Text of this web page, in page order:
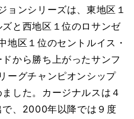
ンシリーズは、東地区１
と西地区１位のロサンゼ
地区１位のセントルイス・
から勝ち上がったサンフ
ーグチャンピオンシップ
した。カージナルスは４
、2000年以降では９度